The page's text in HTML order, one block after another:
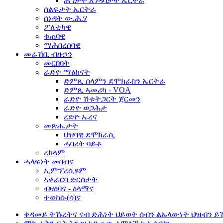
ሰልፍታት ኤርትራ
ሰነዳት ው.ሕ.ሃ
ፖለቲካዊ
ቁጠባዊ
ማሕበረሰባዊ
መራኸቢ ብዙኃን
መርበባት
ራድዮ ማዕከናት
ድምጺ ሰላምን ደሞክራስን ኤርትራ
ድምጺ ኣመሪካ - VOA
ራድዮ ሽቱትጋርት ጀርመን
ራድዮ ወጋሕታ
ረድዮ ኤረና
መጽሔታት
ህዝባዊ ደሞክራሲ
ሓባሪት ባይቶ
ረክላም
ሓላፍነት መበብና
ኢምፕረሲዩም
ኣቀራርባ ድርሰታት
ብዛዕባና - ዕላማና
ተወከሱ(ሳ)ና
ቀዳመይ ትኹረትና ናብ ድሕነት ህይወት ሰብን ልኡላውነት ህዝብን